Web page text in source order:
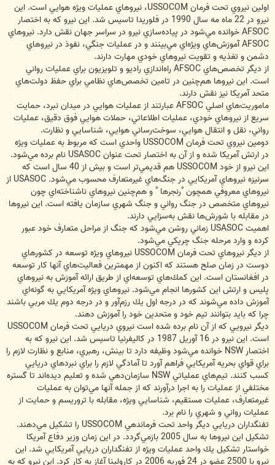
اولين نيروي تحت فرمان USSOCOM، نيروهاي عمليات ويژه هوايي است. اين
نيرو در 22 ماه مه سال 1990 در فلوريدا تاسيس شد. اين نيرو كه به اختصار
AFSOC خوانده مي‌شود در پياده‌سازي نيرو در سراسر جهان نقش دارد. نيروهاي
AFSOC آموزش‌هاي ويژه‌اي مي‌بينند و در عمليات جنگي، نفوذ در نيروهاي
دشمن و تغذيه و تقويت نيروهاي خودي مهارت دارند.
از ديگر تخصص‌هاي AFSOC راه‌اندازي راديو و تلويزيون براي عمليات رواني
است. اين نيروها هم‌چنين در تامين تخصص‌هاي نظامي براي حفظ دولت‌هاي
متحد آمريكا نيز نقش دارند.
ماموريت‌هاي اصلي AFSOC عبارتند از عمليات هوايي در ميدان نبرد، حمايت
سريع از نيروهاي خودي، عمليات اطلاعاتي، حملات هوايي فوق دقيق، عمليات
رواني، نقل و انتقال هوايي، سوخت‌رساني هوايي، شناسايي و نظارت.
دومين نيروي تحت فرمان USSOCOM واحدي است كه مربوط به عمليات ويژه
در ارتش آمريكا شده و از آن به اختصار تحت عنوان USASOC نام برده مي‌شود.
اين نيرو از خود USSOCOM هم قديمي‌تر است و بيش از 40 سال است كه
سرنيزه نيروهاي آمريكايي در جنگ‌هاي غيرمتعارف محسوب مي‌شود. USASOC از
نيروهاي معروفي همچون "رنجرها " و هم‌چنين نيروهاي ناشناخته‌اي چون
نيروهاي متخصص در جنگ رواني و جنگ شهري سازمان يافته است. اين نيروها
در مقابله با شورش‌ها نقش به‌سزايي دارند.
اهميت USASOC زماني روشن مي‌شود كه جنگ از مراحل متعارف خود عبور
كرده و وارد مرحله جنگ چريكي مي‌شود.
از ديگر نيروهاي تحت فرمان USSOCOM نيروهاي ويژه توسعه در كشورهاي
دوست در زمان صلح هستند كه اكنون از مهمترين فعاليت‌هاي آنها كار توسعه
در افغانستان است. اين كمك‌هاي توسعه‌اي از طريق ارائه آموزش به نيروهاي
پليس و ارتش اين كشورها انجام مي‌شود. نيروهاي ويژه آمريكايي به گونه‌اي
آموزش داده مي‌شوند كه در درجه اول يك رزم‌آور و در درجه دوم يك مربي باشند
چرا كه بايد بتوانند تيم خود و متحدين خود را آموزش دهند.
ديگر نيرويي كه از آن نام برده شده است نيروي دريايي تحت فرمان USSOCOM
است. اين نيرو در 16 آوريل 1987 در كاليفرنيا تاسيس شد. اين نيرو كه به
اختصار NSW خوانده مي‌شود وظيفه دارد تا بينش، رهبري، منابع و نظارت لازم را
براي قواي بحريه آمريكايي فراهم آورد تا آمادگي لازم را براي نبردهاي دريايي
كسب كنند. تيم‌هاي عملياتي NSW سازمان‌دهي شده و تعليم ديده‌اند تا گستره
مختلفي از عمليات را به اجرا درآورند كه از جمله آنها مي‌توان به عمليات
غيرمتعارف، عمليات مستقيم، شناسايي ويژه، مقابله با تروريسم و حمايت از
عمليات رواني و شهري را نام برد.
تفنگداران دريايي ديگر واحد تحت فرماندهي USSOCOM را تشكيل مي‌دهند.
تشكيل اين نيروها به سال 2005 بازمي‌گردد. در اين زمان وزير دفاع آمريكا
خواستار تشكيل يك واحد عمليات ويژه از تفنگداران دريايي آمريكايي شد. اين
نيرو با 2500 عضو در 24 فوريه 2006 در كارولينا آغاز به كار كرد. اين نيرو كه به